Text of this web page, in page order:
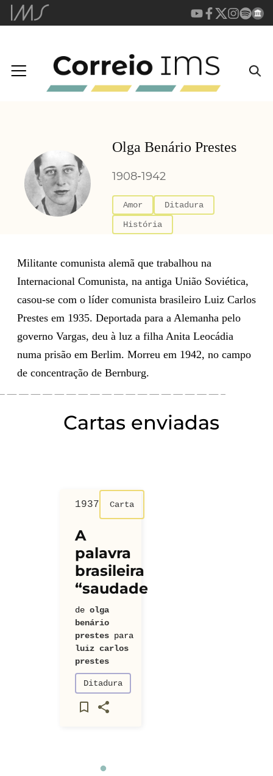
Olga Benário Prestes
1908-1942
Amor
Ditadura
História
Militante comunista alemã que trabalhou na
Internacional Comunista, na antiga União Soviética,
casou-se com o líder comunista brasileiro Luiz Carlos
Prestes em 1935. Deportada para a Alemanha pelo
governo Vargas, deu à luz a filha Anita Leocádia
numa prisão em Berlim. Morreu em 1942, no campo
de concentração de Bernburg.
Cartas enviadas
1937 Carta
A
palavra
brasileira
“saudades”
de olga
benário
prestes para
luiz carlos
prestes
Ditadura